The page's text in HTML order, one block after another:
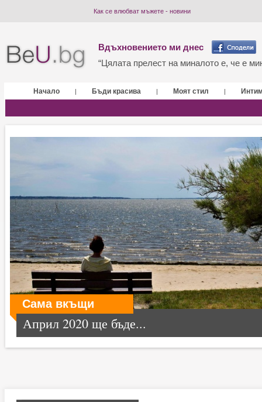
Как се влюбват мъжете - новини
Вдъхновението ми днес
“Цялата прелест на миналото е, че е
Начало | Бъди красива | Моят стил |
Сама вкъщи
Април 2020 ще бъде...